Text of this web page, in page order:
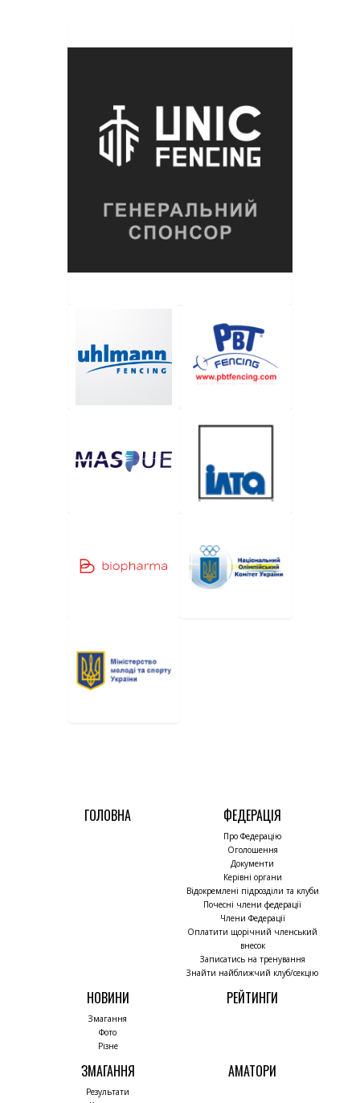
ГОЛОВНА ФЕДЕРАЦІЯ
Про Федерацію
Оголошення
Документи
Керівні органи
Відокремлені підрозділи та клуби
Почесні члени федерації
Члени Федерації
Оплатити щорічний членський
внесок
Записатись на тренування
Знайти найближчий клуб/секцію
НОВИНИ
Змагання
Фото
Різне
РЕЙТИНГИ
ЗМАГАННЯ
Результати
АМАТОРИ